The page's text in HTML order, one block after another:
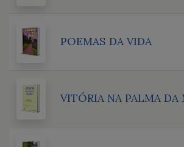
POEMAS DA VIDA
VITÓRIA NA PALMA DA